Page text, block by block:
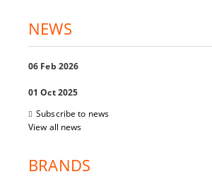
NEWS
06 Feb 2026
01 Oct 2025
Subscribe to news
View all news
BRANDS